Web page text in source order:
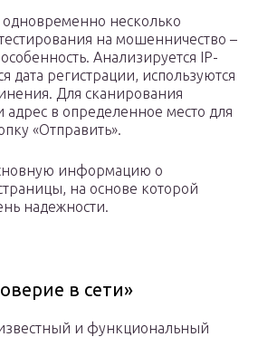
одновременно несколько
на мошенничество –
Анализируется IP-
дата регистрации, используются
Для сканирования
адрес в определенное место для
«Отправить».
информацию о
на основе которой
надежности.
в сети»
и функциональный